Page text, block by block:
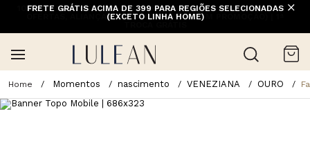
10% OFF NA 1ª COMPRA COM CUPOM PRIMEIRACOMPRA (EXCETO
OFERTAS, ALIANÇAS, RELÓGIOS E ITENS EM PROMOÇÃO) | 1ª
FRETE GRÁTIS ACIMA DE 399 PARA REGIÕES SELECIONADAS
(EXCETO LINHA HOME)
Momentos nascimento VENEZIANA OURO